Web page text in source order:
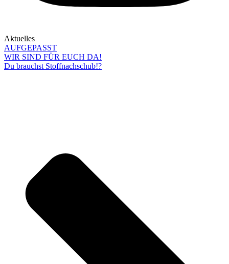
Aktuelles
AUFGEPASST
WIR SIND FÜR EUCH DA!
Du brauchst Stoffnachschub!?